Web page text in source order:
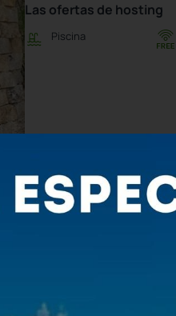
Las ofertas de hosting
Piscina